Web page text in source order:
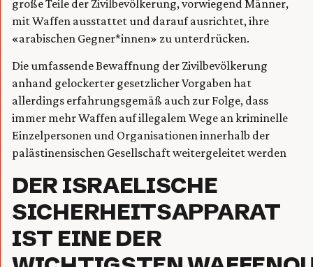
große Teile der Zivilbevölkerung, vorwiegend Männer,
mit Waffen ausstattet und darauf ausrichtet, ihre
«arabischen Gegner*innen» zu unterdrücken.
Die umfassende Bewaffnung der Zivilbevölkerung
anhand gelockerter gesetzlicher Vorgaben hat
allerdings erfahrungsgemäß auch zur Folge, dass
immer mehr Waffen auf illegalem Wege an kriminelle
Einzelpersonen und Organisationen innerhalb der
palästinensischen Gesellschaft weitergeleitet werden
DER ISRAELISCHE
SICHERHEITSAPPARAT
IST EINE DER